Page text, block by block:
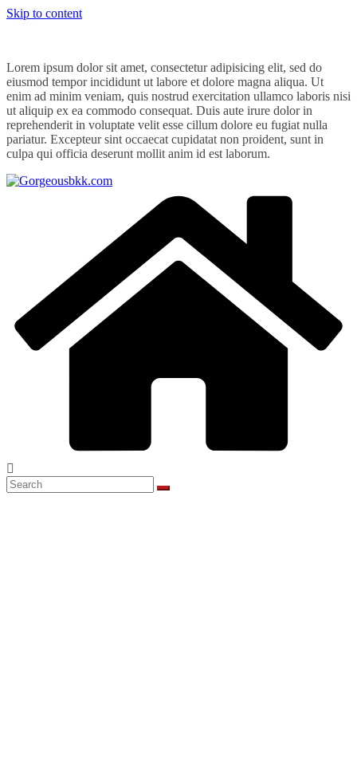
Skip to content
Lorem ipsum dolor sit amet, consectetur adipisicing elit, sed do
eiusmod tempor incididunt ut labore et dolore magna aliqua. Ut
enim ad minim veniam, quis nostrud exercitation ullamco laboris nisi
ut aliquip ex ea commodo consequat. Duis aute irure dolor in
reprehenderit in voluptate velit esse cillum dolore eu fugiat nulla
pariatur. Excepteur sint occaecat cupidatat non proident, sunt in
culpa qui officia deserunt mollit anim id est laborum.